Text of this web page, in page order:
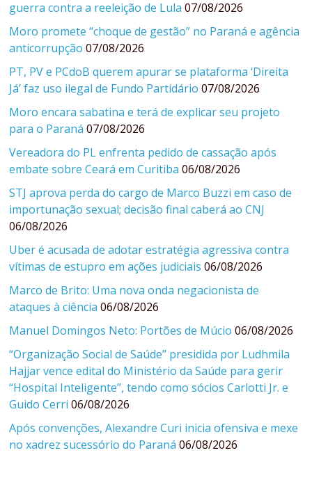
guerra contra a reeleição de Lula 07/08/2026
Moro promete “choque de gestão” no Paraná e agência
anticorrupção 07/08/2026
PT, PV e PCdoB querem apurar se plataforma ‘Direita
Já’ faz uso ilegal de Fundo Partidário 07/08/2026
Moro encara sabatina e terá de explicar seu projeto
para o Paraná 07/08/2026
Vereadora do PL enfrenta pedido de cassação após
embate sobre Ceará em Curitiba 06/08/2026
STJ aprova perda do cargo de Marco Buzzi em caso de
importunação sexual; decisão final caberá ao CNJ
06/08/2026
Uber é acusada de adotar estratégia agressiva contra
vítimas de estupro em ações judiciais 06/08/2026
Marco de Brito: Uma nova onda negacionista de
ataques à ciência 06/08/2026
Manuel Domingos Neto: Portões de Múcio 06/08/2026
“Organização Social de Saúde” presidida por Ludhmila
Hajjar vence edital do Ministério da Saúde para gerir
“Hospital Inteligente”, tendo como sócios Carlotti Jr. e
Guido Cerri 06/08/2026
Após convenções, Alexandre Curi inicia ofensiva e mexe
no xadrez sucessório do Paraná 06/08/2026